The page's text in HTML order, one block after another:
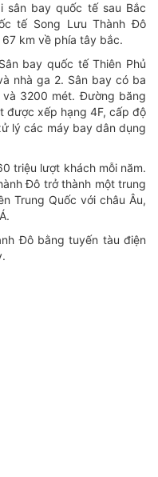
sân bay quốc tế sau Bắc
tế Song Lưu Thành Đô
67 km về phía tây bắc.
bay quốc tế Thiên Phủ
nhà ga 2. Sân bay có ba
3200 mét. Đường băng
được xếp hạng 4F, cấp độ
lý các máy bay dân dụng
triệu lượt khách mỗi năm.
Đô trở thành một trung
Trung Quốc với châu Âu,
Đô bằng tuyến tàu điện